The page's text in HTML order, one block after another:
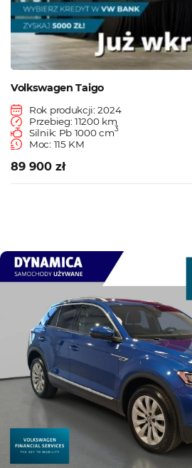
Volkswagen Taigo
Rok produkcji: 2024
Przebieg: 11200 km
Silnik: Pb 1000 cm3
Moc: 115 KM
89 900 zł